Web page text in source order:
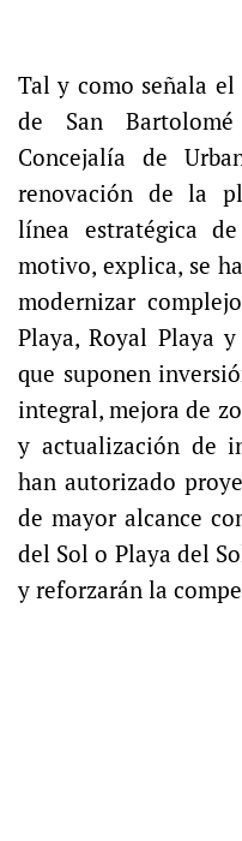
Tal y como señala
de San
Concejalía de
renovación de la
línea estratégica
motivo, explica, se
modernizar
Playa, Royal Playa
que suponen
integral, mejora de
y actualización de
han autorizado
de mayor alcance
del Sol o Playa del
y reforzarán la